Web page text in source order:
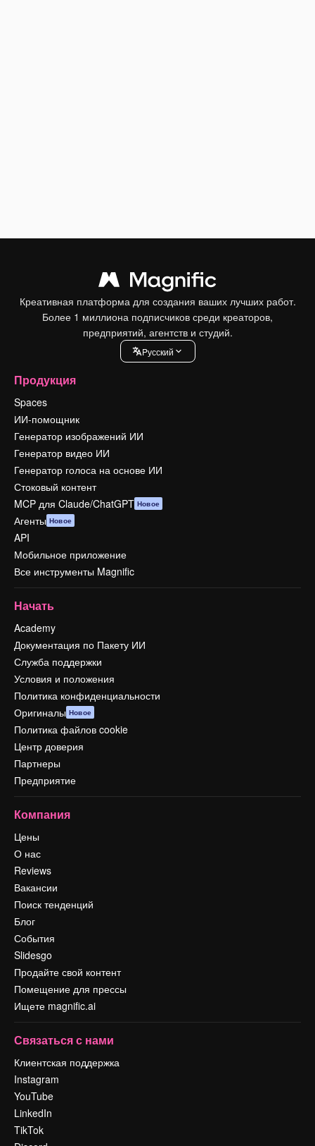
Креативная платформа для создания ваших лучших работ.
Более 1 миллиона подписчиков среди креаторов,
предприятий, агентств и студий.
Pусский
Продукция
Spaces
ИИ-помощник
Генератор изображений ИИ
Генератор видео ИИ
Генератор голоса на основе ИИ
Стоковый контент
MCP для Claude/ChatGPT Новое
Агенты Новое
API
Мобильное приложение
Все инструменты Magnific
Начать
Academy
Документация по Пакету ИИ
Служба поддержки
Условия и положения
Политика конфиденциальности
Оригиналы Новое
Политика файлов cookie
Центр доверия
Партнеры
Предприятие
Компания
Цены
О нас
Reviews
Вакансии
Поиск тенденций
Блог
События
Slidesgo
Продайте свой контент
Помещение для прессы
Ищете magnific.ai
Связаться с нами
Клиентская поддержка
Instagram
YouTube
LinkedIn
TikTok